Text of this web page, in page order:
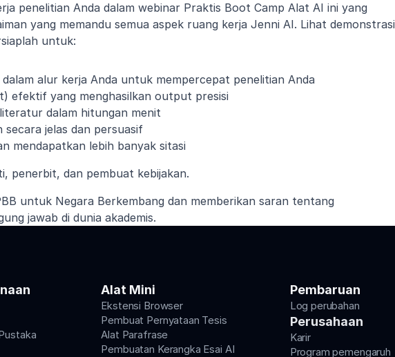
Akses konten eksklusif
Nama Depan
Nama Belakang
Email
Peran Saat Ini
Kirim
penelitian Anda dalam webinar Praktis Boot Camp Alat AI ini yang
yang memandu semua aspek ruang kerja Jenni AI. Lihat demonstrasi
untuk:
alur kerja Anda untuk mempercepat penelitian Anda
efektif yang menghasilkan output presisi
dalam hitungan menit
secara jelas dan persuasif
mendapatkan lebih banyak sitasi
penerbit, dan pembuat kebijakan.
untuk Negara Berkembang dan memberikan saran tentang
jawab di dunia akademis.
Alat Mini
Ekstensi Browser
Pembuat Pernyataan Tesis
Alat Parafrase
Pembuatan Kerangka Esai AI
Pembaruan
Log perubahan
Perusahaan
Karir
Program pemengaruh